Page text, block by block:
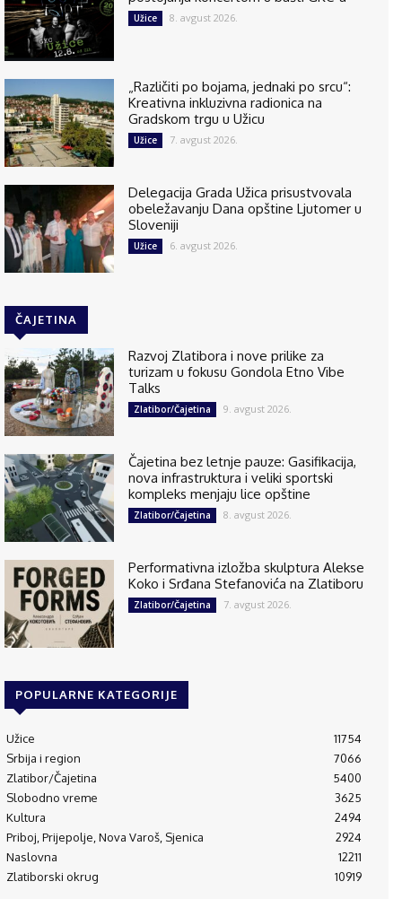
Užice 8. avgust 2026.
„Različiti po bojama, jednaki po srcu“:
Kreativna inkluzivna radionica na
Gradskom trgu u Užicu
Užice 7. avgust 2026.
Delegacija Grada Užica prisustvovala
obeležavanju Dana opštine Ljutomer u
Sloveniji
Užice 6. avgust 2026.
ČAJETINA
Razvoj Zlatibora i nove prilike za
turizam u fokusu Gondola Etno Vibe
Talks
Zlatibor/Čajetina 9. avgust 2026.
Čajetina bez letnje pauze: Gasifikacija,
nova infrastruktura i veliki sportski
kompleks menjaju lice opštine
Zlatibor/Čajetina 8. avgust 2026.
Performativna izložba skulptura Alekse
Koko i Srđana Stefanovića na Zlatiboru
Zlatibor/Čajetina 7. avgust 2026.
POPULARNE KATEGORIJE
Užice
11754
Srbija i region
7066
Zlatibor/Čajetina
5400
Slobodno vreme
3625
Kultura
2494
Priboj, Prijepolje, Nova Varoš, Sjenica
2924
Naslovna
12211
Zlatiborski okrug
10919